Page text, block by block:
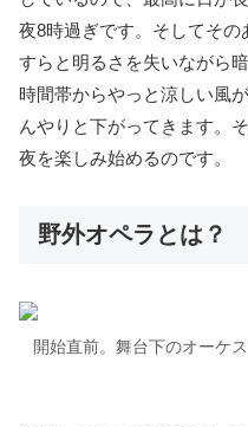
夜8時過ぎです。そしてそ
すらと明るさを失いながら
時間帯からやっと涼しい風
んやりと下がってきます。
夜を楽しみ始めるのです。
野外オペラとは？
開始直前。舞台下のオーケ